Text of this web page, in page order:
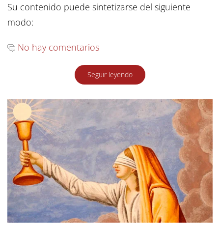
Su contenido puede sintetizarse del siguiente
modo:
No hay comentarios
Seguir leyendo